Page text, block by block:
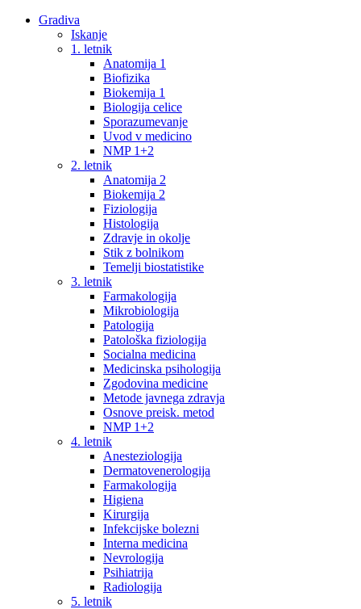
Gradiva
Iskanje
1. letnik
Anatomija 1
Biofizika
Biokemija 1
Biologija celice
Sporazumevanje
Uvod v medicino
NMP 1+2
2. letnik
Anatomija 2
Biokemija 2
Fiziologija
Histologija
Zdravje in okolje
Stik z bolnikom
Temelji biostatistike
3. letnik
Farmakologija
Mikrobiologija
Patologija
Patološka fiziologija
Socialna medicina
Medicinska psihologija
Zgodovina medicine
Metode javnega zdravja
Osnove preisk. metod
NMP 1+2
4. letnik
Anesteziologija
Dermatovenerologija
Farmakologija
Higiena
Kirurgija
Infekcijske bolezni
Interna medicina
Nevrologija
Psihiatrija
Radiologija
5. letnik